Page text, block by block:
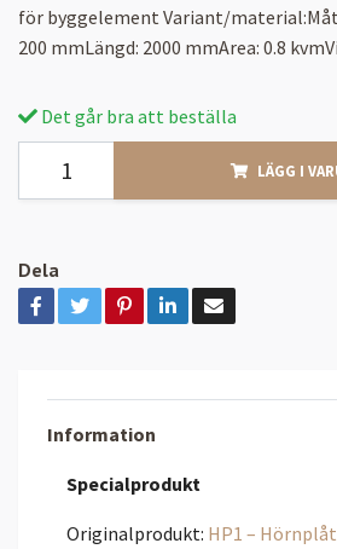
för byggelement Variant/
200 mmLängd: 2000 mmArea: 0.8
Det går bra att beställa
LÄGG I
Dela
Information
Specialprodukt
Originalprodukt: HP1 –